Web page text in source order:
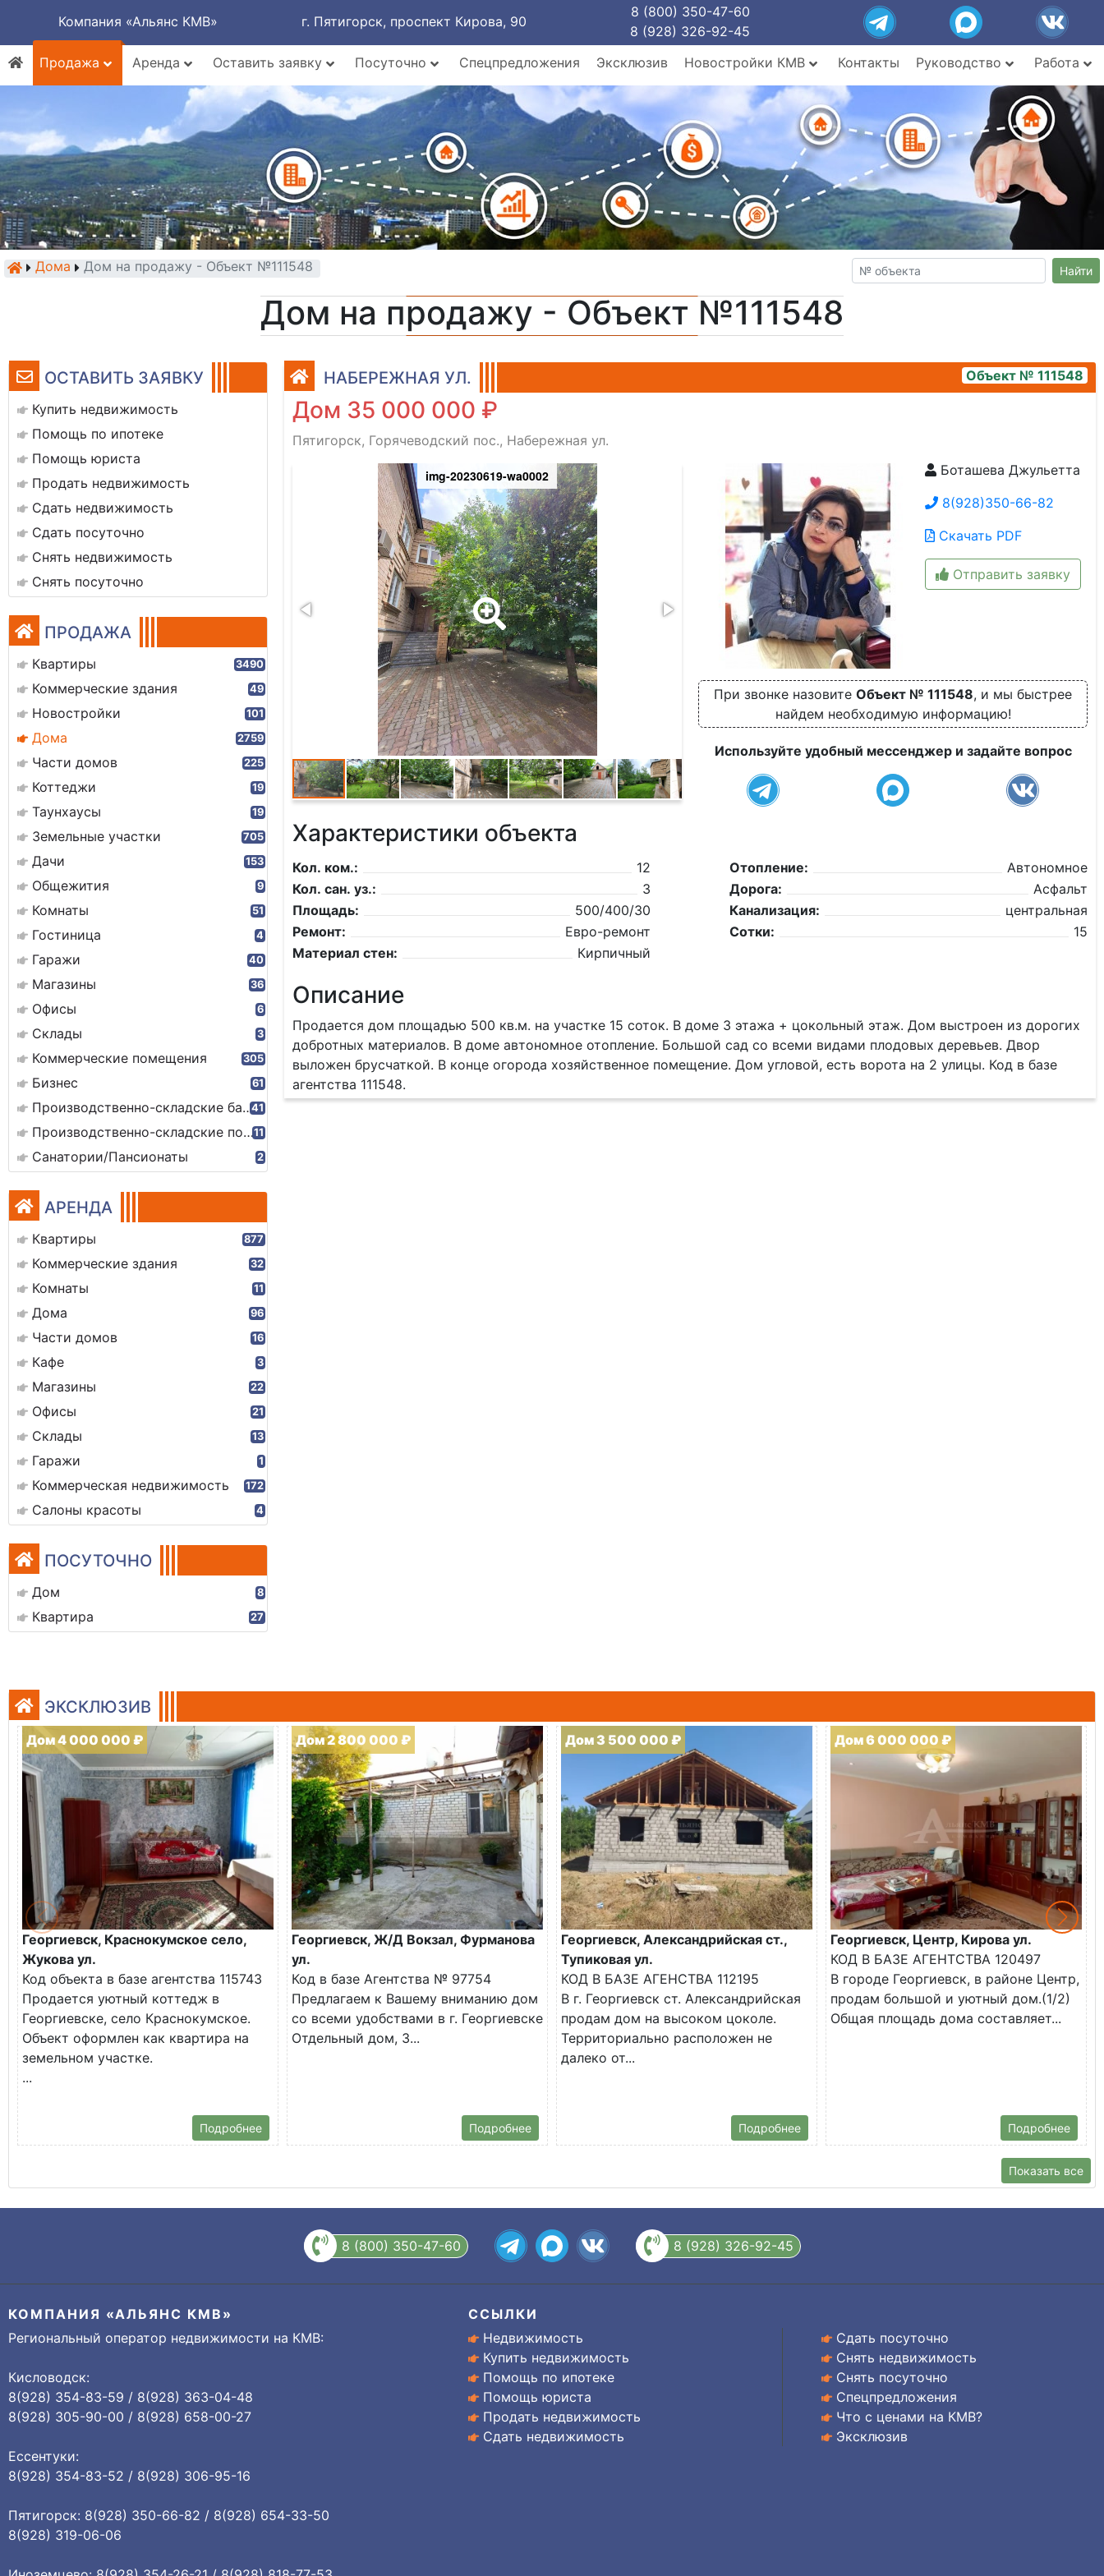
Компания «Альянс КМВ» г. Пятигорск, проспект Кирова, 90
8 (800) 350-47-60
8 (928) 326-92-45
Продажа
Аренда Оставить заявку Посуточно Спецпредложения Эксклюзив Новостройки КМВ Контакты Руководство Работа
Дома Дом на продажу - Объект №111548 Найти
Дом на продажу - Объект №111548
ОСТАВИТЬ ЗАЯВКУ
Купить недвижимость
Помощь по ипотеке
Помощь юриста
Продать недвижимость
Сдать недвижимость
Сдать посуточно
Снять недвижимость
Снять посуточно
ПРОДАЖА
Квартиры 3490
Коммерческие здания 49
Новостройки 101
Дома 2759
Части домов 225
Коттеджи 19
Таунхаусы 19
Земельные участки 705
Дачи 153
Общежития 9
Комнаты 51
Гостиница 4
Гаражи 40
Магазины 36
Офисы 6
Склады 3
Коммерческие помещения 305
Бизнес 61
Производственно-складские базы41
Производственно-складские помещения11
Санатории/Пансионаты 2
АРЕНДА
Квартиры 877
Коммерческие здания 32
Комнаты 11
Дома 96
Части домов 16
Кафе 3
Магазины 22
Офисы 21
Склады 13
Гаражи 1
Коммерческая недвижимость 172
Салоны красоты 4
ПОСУТОЧНО
Дом 8
Квартира 27
НАБЕРЕЖНАЯ УЛ. Объект № 111548
Дом 35 000 000 ₽
Пятигорск, Горячеводский пос., Набережная ул.
img-20230619-wa0002
img-20230619-wa0014 img-20230619-wa0043Боташева Джульетта
8(928)350-66-82
Скачать PDF
Отправить заявку
При звонке назовите Объект № 111548, и мы быстрее
найдем необходимую информацию!
Используйте удобный мессенджер и задайте вопрос
Характеристики объекта
Кол. ком.:
12
Кол. сан. уз.:
3
Площадь:
500/400/30
Ремонт:
Евро-ремонт
Материал стен:
Кирпичный
Отопление:
Автономное
Дорога:
Асфальт
Канализация:
центральная
Сотки:
15
Описание
Продается дом площадью 500 кв.м. на участке 15 соток. В доме 3 этажа + цокольный этаж. Дом выстроен из дорогих
добротных материалов. В доме автономное отопление. Большой сад со всеми видами плодовых деревьев. Двор
выложен брусчаткой. В конце огорода хозяйственное помещение. Дом угловой, есть ворота на 2 улицы. Код в базе
агентства 111548.
ЭКСКЛЮЗИВ
Дом 4 000 000 ₽
Георгиевск, Краснокумское село,
Жукова ул.
Код объекта в базе агентства 115743
Продается уютный коттедж в
Георгиевске, село Краснокумское.
Объект оформлен как квартира на
земельном участке.
...
Подробнее
Дом 2 800 000 ₽
Георгиевск, Ж/Д Вокзал, Фурманова
ул.
Код в базе Агентства № 97754
Предлагаем к Вашему вниманию дом
со всеми удобствами в г. Георгиевске
Отдельный дом, 3...
Подробнее
Дом 3 500 000 ₽
Георгиевск, Александрийская ст.,
Тупиковая ул.
КОД В БАЗЕ АГЕНСТВА 112195
В г. Георгиевск ст. Александрийская
продам дом на высоком цоколе.
Территориально расположен не
далеко от...
Подробнее
Дом 6 000 000 ₽
Георгиевск, Центр, Кирова ул.
КОД В БАЗЕ АГЕНТСТВА 120497
В городе Георгиевск, в районе Центр,
продам большой и уютный дом.(1/2)
Общая площадь дома составляет...
Подробнее
Показать все
8 (800) 350-47-60 8 (928) 326-92-45
КОМПАНИЯ «АЛЬЯНС КМВ»
Региональный оператор недвижимости на КМВ:
Кисловодск:
8(928) 354-83-59 / 8(928) 363-04-48
8(928) 305-90-00 / 8(928) 658-00-27
Ессентуки:
8(928) 354-83-52 / 8(928) 306-95-16
Пятигорск: 8(928) 350-66-82 / 8(928) 654-33-50
8(928) 319-06-06
ССЫЛКИ
Недвижимость
Купить недвижимость
Помощь по ипотеке
Помощь юриста
Продать недвижимость
Сдать недвижимость
Сдать посуточно
Снять недвижимость
Снять посуточно
Спецпредложения
Что с ценами на КМВ?
Эксклюзив